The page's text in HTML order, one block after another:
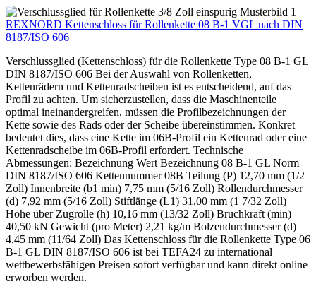
REXNORD Kettenschloss für Rollenkette 08 B-1 VGL nach DIN
8187/ISO 606
Verschlussglied (Kettenschloss) für die Rollenkette Type 08 B-1 GL
DIN 8187/ISO 606 Bei der Auswahl von Rollenketten,
Kettenrädern und Kettenradscheiben ist es entscheidend, auf das
Profil zu achten. Um sicherzustellen, dass die Maschinenteile
optimal ineinandergreifen, müssen die Profilbezeichnungen der
Kette sowie des Rads oder der Scheibe übereinstimmen. Konkret
bedeutet dies, dass eine Kette im 06B-Profil ein Kettenrad oder eine
Kettenradscheibe im 06B-Profil erfordert. Technische
Abmessungen: Bezeichnung Wert Bezeichnung 08 B-1 GL Norm
DIN 8187/ISO 606 Kettennummer 08B Teilung (P) 12,70 mm (1/2
Zoll) Innenbreite (b1 min) 7,75 mm (5/16 Zoll) Rollendurchmesser
(d) 7,92 mm (5/16 Zoll) Stiftlänge (L1) 31,00 mm (1 7/32 Zoll)
Höhe über Zugrolle (h) 10,16 mm (13/32 Zoll) Bruchkraft (min)
40,50 kN Gewicht (pro Meter) 2,21 kg/m Bolzendurchmesser (d)
4,45 mm (11/64 Zoll) Das Kettenschloss für die Rollenkette Type 06
B-1 GL DIN 8187/ISO 606 ist bei TEFA24 zu international
wettbewerbsfähigen Preisen sofort verfügbar und kann direkt online
erworben werden.